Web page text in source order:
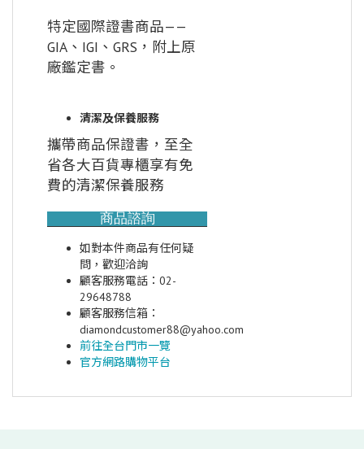
特定國際證書商品——
GIA、IGI、GRS，附上原
廠鑑定書。
清潔及保養服務
攜帶商品保證書，至全
省各大百貨專櫃享有免
費的清潔保養服務
商品諮詢
如對本件商品有任何疑
問，歡迎洽詢
顧客服務電話：02-
29648788
顧客服務信箱：
diamondcustomer88@yahoo.com
前往全台門市一覽
官方網路購物平台